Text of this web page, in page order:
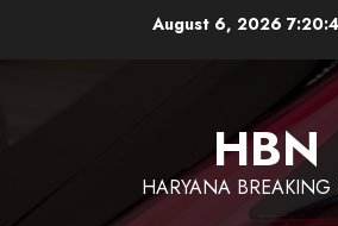
August 6, 2026
HBN
HARYANA BREAKING